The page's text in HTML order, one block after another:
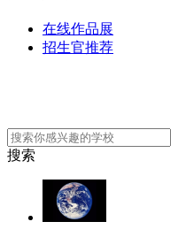
在线作品展
招生官推荐
搜索